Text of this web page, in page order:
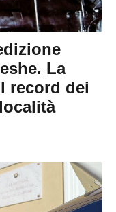
La
record dei